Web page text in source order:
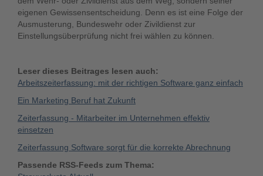
eigenen Gewissensentscheidung. Denn es ist eine Folge der
Ausmusterung, Bundeswehr oder Zivildienst zur
Einstellungsüberprüfung nicht frei wählen zu können.
Leser dieses Beitrages lesen auch:
Arbeitszeiterfassung: mit der richtigen Software ganz einfach
Ein Marketing Beruf hat Zukunft
Zeiterfassung - Mitarbeiter im Unternehmen effektiv
einsetzen
Zeiterfassung Software sorgt für die korrekte Abrechnung
Passende RSS-Feeds zum Thema: